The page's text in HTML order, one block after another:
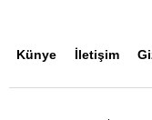
Künye İletişim